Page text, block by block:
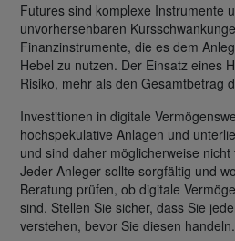
Futures sind komplexe Instrumente
unvorhersehbaren
Finanzinstrumente, die es dem
Hebel zu nutzen. Der Einsatz eines
Risiko, mehr als den Gesamtbetrag
Investitionen in digitale
hochspekulative Anlagen und
und sind daher möglicherweise
Jeder Anleger sollte sorgfältig und
Beratung prüfen, ob digitale
sind. Stellen Sie sicher, dass Sie
verstehen, bevor Sie diesen handeln.